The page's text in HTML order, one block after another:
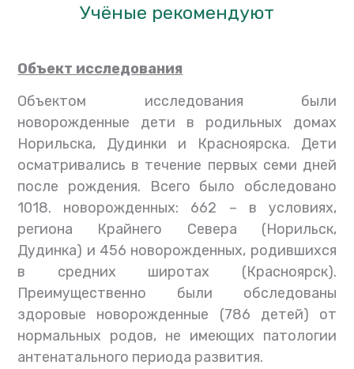
Учёные рекомендуют
Объект исследования
Объектом исследования были
новорожденные дети в родильных домах
Норильска, Дудинки и Красноярска. Дети
осматривались в течение первых семи дней
после рождения. Всего было обследовано
1018. новорожденных: 662 – в условиях,
региона Крайнего Севера (Норильск,
Дудинка) и 456 новорожденных, родившихся
в средних широтах (Красноярск).
Преимущественно были обследованы
здоровые новорожденные (786 детей) от
нормальных родов, не имеющих патологии
антенатального периода развития.